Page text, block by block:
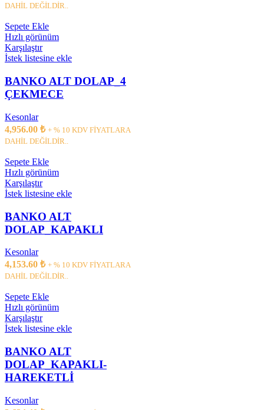
DAHİL DEĞİLDİR..
Sepete Ekle
Hızlı görünüm
Karşılaştır
İstek listesine ekle
BANKO ALT DOLAP_4
ÇEKMECE
Kesonlar
4,956.00 ₺ + % 10 KDV FİYATLARA
DAHİL DEĞİLDİR..
Sepete Ekle
Hızlı görünüm
Karşılaştır
İstek listesine ekle
BANKO ALT
DOLAP_KAPAKLI
Kesonlar
4,153.60 ₺ + % 10 KDV FİYATLARA
DAHİL DEĞİLDİR..
Sepete Ekle
Hızlı görünüm
Karşılaştır
İstek listesine ekle
BANKO ALT
DOLAP_KAPAKLI-
HAREKETLİ
Kesonlar